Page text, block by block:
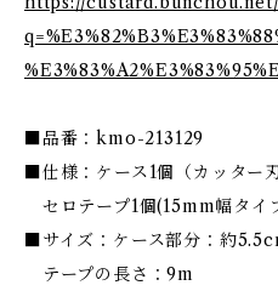
■品番：kmo-213129
■仕様：ケース1個（カッター
セロテープ1個(15mm幅タイ
■サイズ：ケース部分：約
テープの長さ：9m